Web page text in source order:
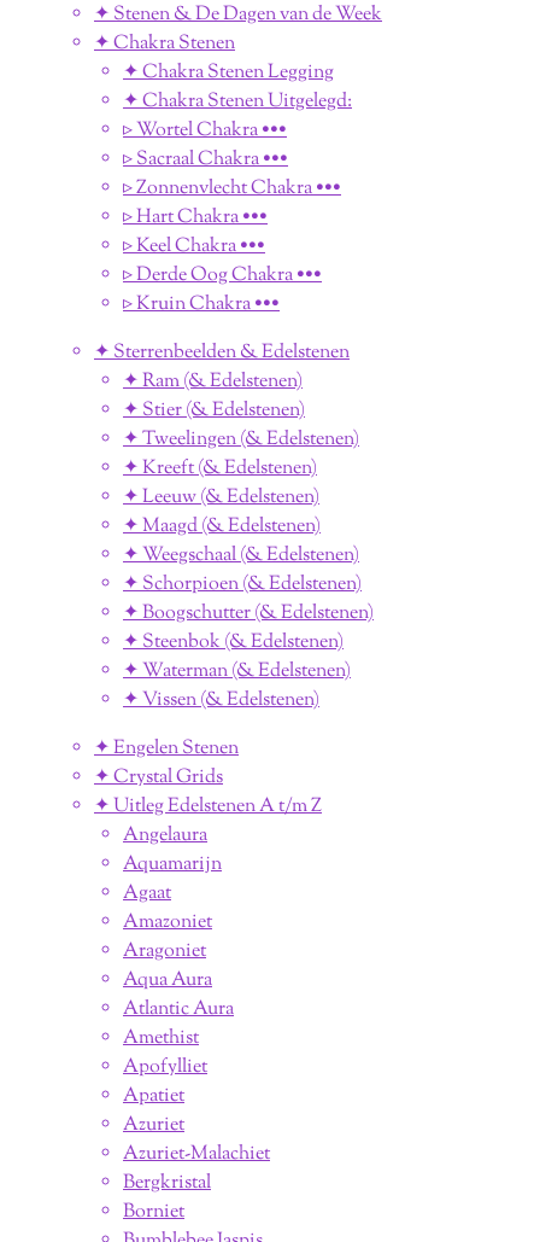
✦ Stenen & De Dagen van de Week
✦ Chakra Stenen
✦ Chakra Stenen Legging
✦ Chakra Stenen Uitgelegd:
▹ Wortel Chakra •••
▹ Sacraal Chakra •••
▹ Zonnenvlecht Chakra •••
▹ Hart Chakra •••
▹ Keel Chakra •••
▹ Derde Oog Chakra •••
▹ Kruin Chakra •••
✦ Sterrenbeelden & Edelstenen
✦ Ram (& Edelstenen)
✦ Stier (& Edelstenen)
✦ Tweelingen (& Edelstenen)
✦ Kreeft (& Edelstenen)
✦ Leeuw (& Edelstenen)
✦ Maagd (& Edelstenen)
✦ Weegschaal (& Edelstenen)
✦ Schorpioen (& Edelstenen)
✦ Boogschutter (& Edelstenen)
✦ Steenbok (& Edelstenen)
✦ Waterman (& Edelstenen)
✦ Vissen (& Edelstenen)
✦ Engelen Stenen
✦ Crystal Grids
✦ Uitleg Edelstenen A t/m Z
Angelaura
Aquamarijn
Agaat
Amazoniet
Aragoniet
Aqua Aura
Atlantic Aura
Amethist
Apofylliet
Apatiet
Azuriet
Azuriet-Malachiet
Bergkristal
Borniet